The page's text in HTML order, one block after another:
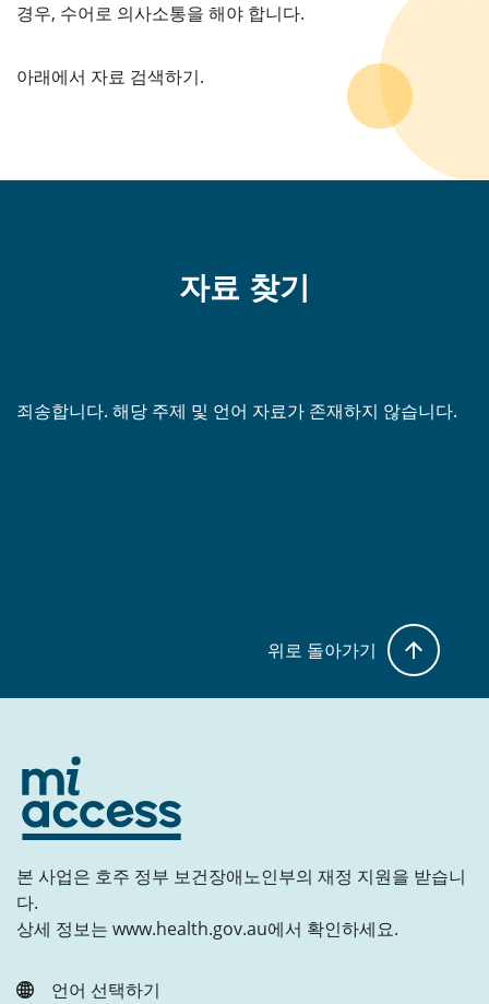
경우, 수어로 의사소통을 해야 합니다.
아래에서 자료 검색하기.
자료 찾기
죄송합니다. 해당 주제 및 언어 자료가 존재하지 않습니다.
위로 돌아가기
본 사업은 호주 정부 보건장애노인부의 재정 지원을 받습니
다.
상세 정보는 www.health.gov.au에서 확인하세요.
언어 선택하기